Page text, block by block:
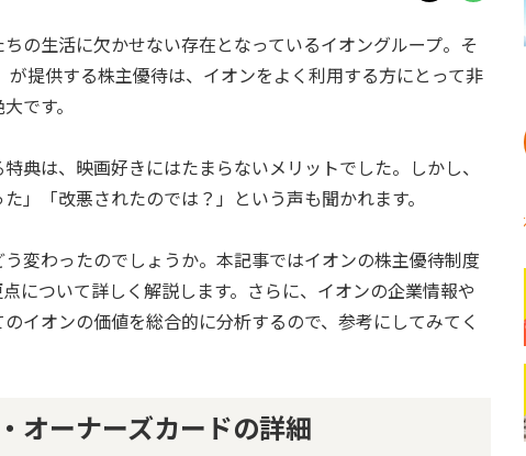
の生活に欠かせない存在となっているイオングループ。そ
提供する株主優待は、イオンをよく利用する方にとって非
です。
典は、映画好きにはたまらないメリットでした。しかし、
」「改悪されたのでは？」という声も聞かれます。
変わったのでしょうか。本記事ではイオンの株主優待制度
について詳しく解説します。さらに、イオンの企業情報や
イオンの価値を総合的に分析するので、参考にしてみてく
オーナーズカードの詳細